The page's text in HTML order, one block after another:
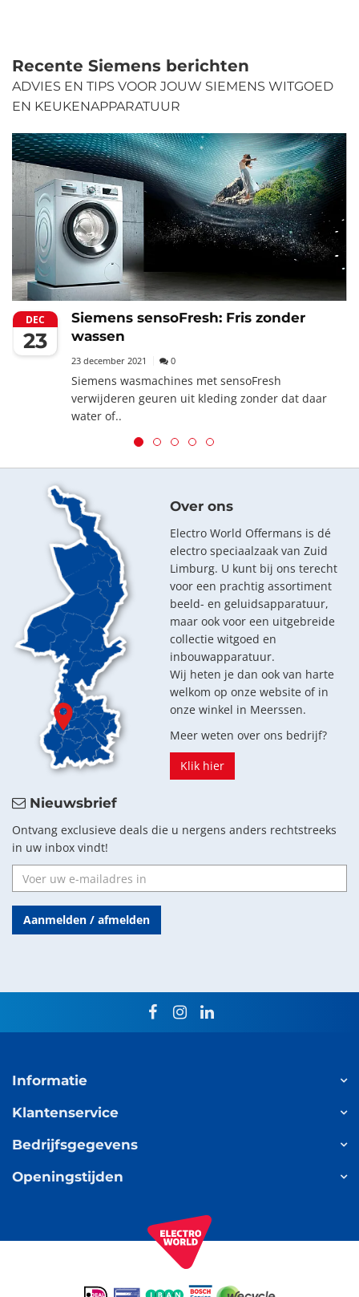
Recente Siemens berichten
ADVIES EN TIPS VOOR JOUW SIEMENS WITGOED
EN KEUKENAPPARATUUR
DEC
23
Siemens sensoFresh: Fris zonder
wassen
23 december 2021 0
Siemens wasmachines met sensoFresh
verwijderen geuren uit kleding zonder dat daar
water of..
Over ons
Electro World Offermans is dé
electro speciaalzaak van Zuid
Limburg. U kunt bij ons terecht
voor een prachtig assortiment
beeld- en geluidsapparatuur,
maar ook voor een uitgebreide
collectie witgoed en
inbouwapparatuur.
Wij heten je dan ook van harte
welkom op onze website of in
onze winkel in Meerssen.
Meer weten over ons bedrijf?
Klik hier
Nieuwsbrief
Ontvang exclusieve deals die u nergens anders rechtstreeks
in uw inbox vindt!
Aanmelden / afmelden
facebookinstagram
linkedin
Informatie
Klantenservice
Bedrijfsgegevens
Openingstijden